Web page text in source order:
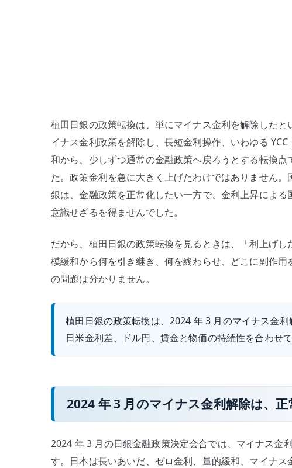
植田日銀の政策転換は、単にマイナス金利を解除した
イナス金利政策を解除し、長短金利操作、いわゆる
和から、少しずつ通常の金融政策へ戻ろうとする転換
た。政策金利を急に大きく上げたわけではありません
銀は、金融政策を正常化したい一方で、金利上昇によ
意識せざるを得ませんでした。
だから、植田日銀の政策転換を見るときは、「利上げ
模緩和から何を引き継ぎ、何を終わらせ、どこに副作
の問題は分かりません。
植田日銀の政策転換は、2024 年 3 月のマイナス金利
日米金利差、ドル円、賃金と物価の持続性を合わせ
2024 年 3 月のマイナス金利解除は、
2024 年 3 月の日銀金融政策決定会合では、マイナス金
す。日本は長いあいだ、ゼロ金利、量的緩和、マイナ